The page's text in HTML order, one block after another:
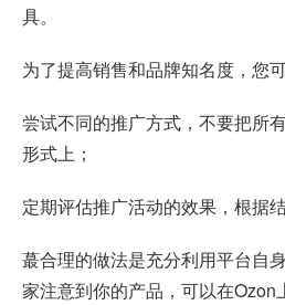
具。
为了提高销售和品牌知名度，您
尝试不同的推广方式，不要把所
形式上；
定期评估推广活动的效果，根据
蕞合理的做法是充分利用平台自
家注意到你的产品，可以在Ozon